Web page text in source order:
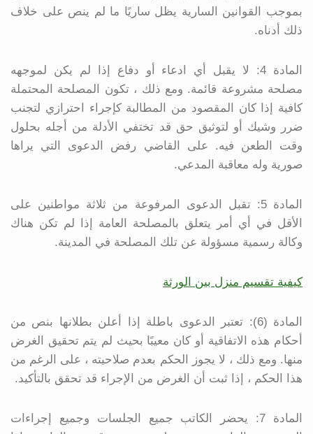
بموجب القوانين السارية يظل ساريًا ما لم ينص على خلاف
ذلك أدناه.
المادة 4: لا يقبل أي ادعاء أو دفاع إذا لم يكن لموجهه
مصلحة مشروعة قائمة. ومع ذلك ، تكون المصلحة المحتملة
كافية إذا كان المقصود من المطالبة كإجراء احترازي لتجنب
ضرر وشيك أو لتوثيق حق قد تختفي الأدلة من أجله بحلول
وقت الطعن فيه. على القاضي رفض الدعوى التي يراها
صورية وله معاقبة المدعي.
المادة 5: تقبل الدعوى المرفوعة من ثلاثة مواطنين على
الأقل في أي أمر يتعلق بالمصلحة العامة إذا لم تكن هناك
وكالة رسمية مسؤولة عن تلك المصلحة في المدينة.
كيفية تقسيم منزل بين الورثة
المادة (6): تعتبر الدعوى باطلة إذا أعلن بطلانها بنص من
أحكام هذه الاتفاقية أو كان معيبًا بحيث لم يتم تحقيق الغرض
منها. ومع ذلك ، لا يجوز الحكم بعدم صلاحيته ، على الرغم من
هذا الحكم ، إذا ثبت أن الغرض من الإجراء قد تحقق بالتأكيد.
المادة 7: يحضر الكاتب جميع الجلسات وجميع إجراءات